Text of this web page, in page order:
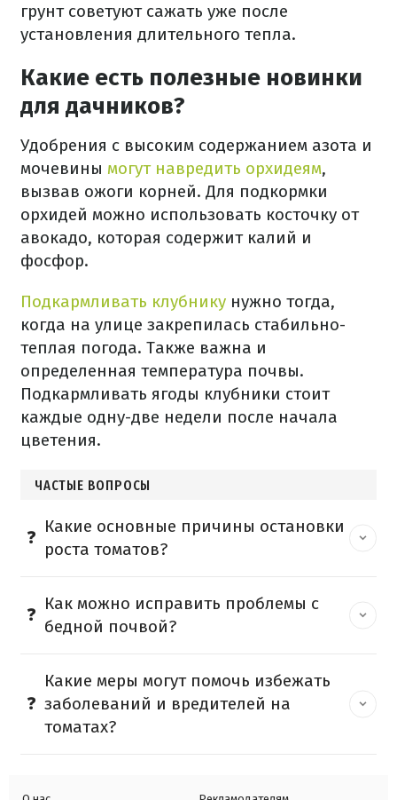
грунт советуют сажать уже после
установления длительного тепла.
Какие есть полезные новинки
для дачников?
Удобрения с высоким содержанием азота и
мочевины могут навредить орхидеям,
вызвав ожоги корней. Для подкормки
орхидей можно использовать косточку от
авокадо, которая содержит калий и
фосфор.
Подкармливать клубнику нужно тогда,
когда на улице закрепилась стабильно-
теплая погода. Также важна и
определенная температура почвы.
Подкармливать ягоды клубники стоит
каждые одну-две недели после начала
цветения.
ЧАСТЫЕ ВОПРОСЫ
Какие основные причины остановки
роста томатов?
Как можно исправить проблемы с
бедной почвой?
Какие меры могут помочь избежать
заболеваний и вредителей на
томатах?